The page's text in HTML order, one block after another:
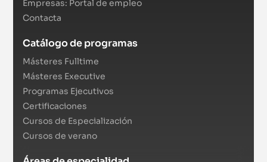
Empresas: Portal de empleo
Contacta
Catálogo de programas
Másteres Fulltime
Másteres Executive
Programas Ejecutivos
Certificaciones
Cursos de Especialización
Cursos de verano